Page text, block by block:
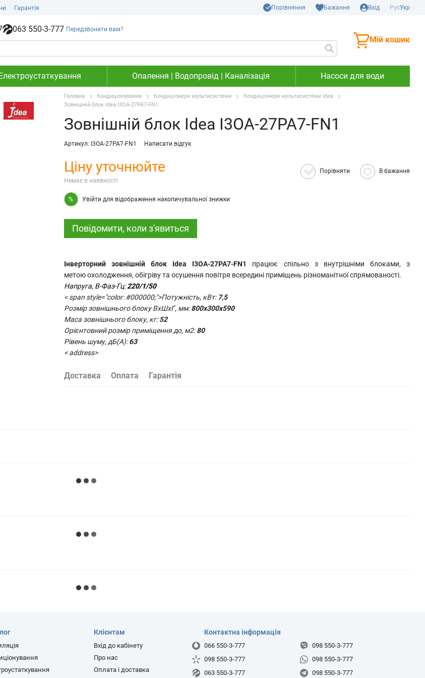
Гарантія Порівняння Бажання Вхід РусУкр
063 550-3-777 Передзвонити вам?
Мій кошик
Опалення | Водопровід | Каналізація Насоси для води
Головна Кондиціонування Кондиціонери мультисистеми
Кондиціонери мультисистеми Idea
Зовнішній блок Idea I3OA-27PA7-FN1
Зовнішній блок Idea I3OA-27PA7-FN1
Артикул: I3OA-27PA7-FN1 Написати відгук
Ціну уточнюйте
Немає в наявності
Порівняти В бажання
% Увійти для відображення накопичувальної знижки
Повідомити, коли з'явиться
Інверторний зовнішній блок Idea I3OA-27PA7-FN1 працює спільно з внутрішніми блоками, з
метою охолодження, обігріву та осушення повітря всередині приміщень різноманітної спрямованості.
Напруга, В-Фаз-Гц:220/1/50
< span style="color: #000000;">Потужність, кВт:7,5
Розмір зовнішнього блоку ВхШхГ, мм:800x300x590
Маса зовнішнього блоку, кг:52
Орієнтовний розмір приміщення до, м2:80
Рівень шуму, дБ(А):63
< address>
Доставка Оплата Гарантія
Клієнтам
Вхід до кабінету
Про нас
Оплата і доставка
Контактна інформація
066 550-3-777
098 550-3-777
063 550-3-777
098 550-3-777
098 550-3-777
098 550-3-777